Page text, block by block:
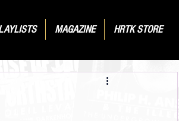
MAGAZINE HRTK STORE